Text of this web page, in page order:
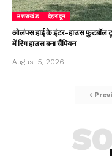
उत्तराखंड देहरादून
ओलंपस हाई के इंटर-हाउस फुटबॉल
में रिग हाउस बना चैंपियन
August 5, 2026